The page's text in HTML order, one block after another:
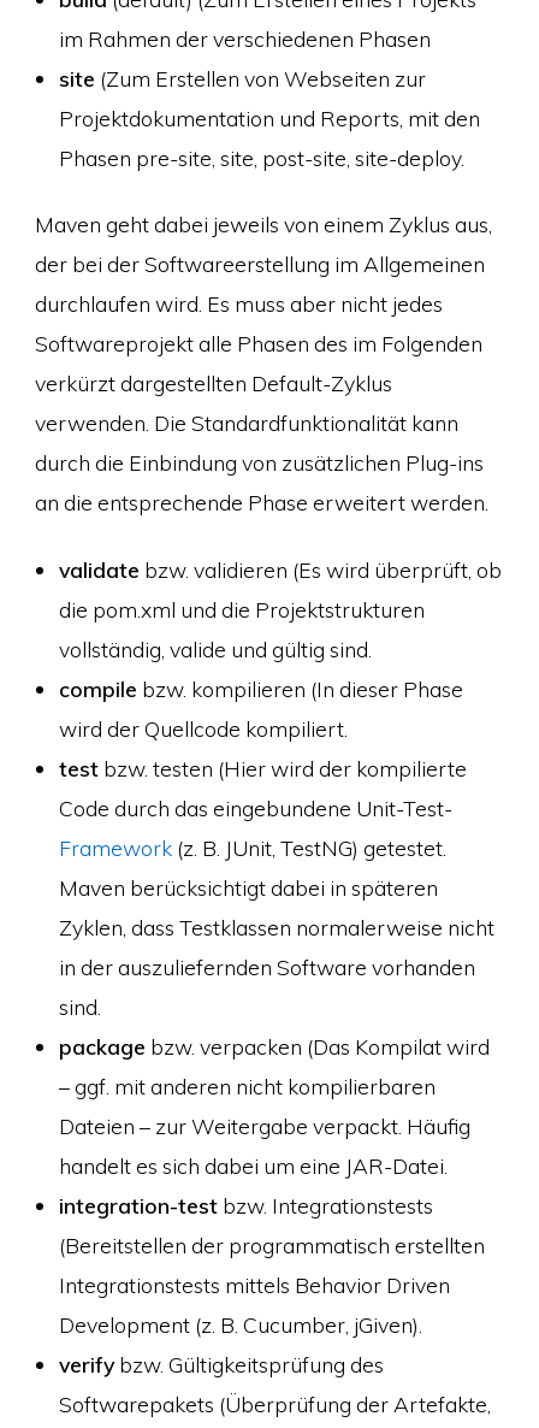
im Rahmen der verschiedenen Phasen
site (Zum Erstellen von Webseiten zur
Projektdokumentation und Reports, mit den
Phasen pre-site, site, post-site, site-deploy.
Maven geht dabei jeweils von einem Zyklus aus,
der bei der Softwareerstellung im Allgemeinen
durchlaufen wird. Es muss aber nicht jedes
Softwareprojekt alle Phasen des im Folgenden
verkürzt dargestellten Default-Zyklus
verwenden. Die Standardfunktionalität kann
durch die Einbindung von zusätzlichen Plug-ins
an die entsprechende Phase erweitert werden.
validate bzw. validieren (Es wird überprüft, ob
die pom.xml und die Projektstrukturen
vollständig, valide und gültig sind.
compile bzw. kompilieren (In dieser Phase
wird der Quellcode kompiliert.
testbzw. testen (Hier wird der kompilierte
Code durch das eingebundene Unit-Test-
Framework(z. B. JUnit, TestNG) getestet.
Maven berücksichtigt dabei in späteren
Zyklen, dass Testklassen normalerweise nicht
in der auszuliefernden Software vorhanden
sind.
package bzw. verpacken (Das Kompilat wird
– ggf. mit anderen nicht kompilierbaren
Dateien – zur Weitergabe verpackt. Häufig
handelt es sich dabei um eine JAR-Datei.
integration-testbzw. Integrationstests
(Bereitstellen der programmatisch erstellten
Integrationstests mittels Behavior Driven
Development (z. B. Cucumber, jGiven).
verifybzw. Gültigkeitsprüfung des
Softwarepakets (Überprüfung der Artefakte,